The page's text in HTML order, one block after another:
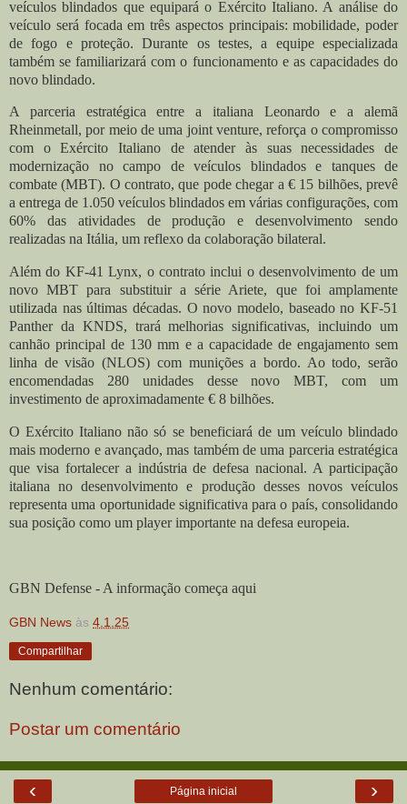
veículos blindados que equipará o Exército Italiano. A análise do
veículo será focada em três aspectos principais: mobilidade, poder
de fogo e proteção. Durante os testes, a equipe especializada
também se familiarizará com o funcionamento e as capacidades do
novo blindado.
A parceria estratégica entre a italiana Leonardo e a alemã
Rheinmetall, por meio de uma joint venture, reforça o compromisso
com o Exército Italiano de atender às suas necessidades de
modernização no campo de veículos blindados e tanques de
combate (MBT). O contrato, que pode chegar a € 15 bilhões, prevê
a entrega de 1.050 veículos blindados em várias configurações, com
60% das atividades de produção e desenvolvimento sendo
realizadas na Itália, um reflexo da colaboração bilateral.
Além do KF-41 Lynx, o contrato inclui o desenvolvimento de um
novo MBT para substituir a série Ariete, que foi amplamente
utilizada nas últimas décadas. O novo modelo, baseado no KF-51
Panther da KNDS, trará melhorias significativas, incluindo um
canhão principal de 130 mm e a capacidade de engajamento sem
linha de visão (NLOS) com munições a bordo. Ao todo, serão
encomendadas 280 unidades desse novo MBT, com um
investimento de aproximadamente € 8 bilhões.
O Exército Italiano não só se beneficiará de um veículo blindado
mais moderno e avançado, mas também de uma parceria estratégica
que visa fortalecer a indústria de defesa nacional. A participação
italiana no desenvolvimento e produção desses novos veículos
representa uma oportunidade significativa para o país, consolidando
sua posição como um player importante na defesa europeia.
GBN Defense - A informação começa aqui
GBN News às 4.1.25
Compartilhar
Nenhum comentário:
Postar um comentário
‹ ›
Página inicial